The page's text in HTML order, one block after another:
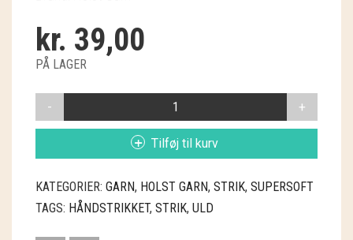
KOUSTRUP & CO.
LÆSØ ULDSTUE
MADAM GRÆSKAR
SÆBEVÆRKSTEDET
kr. 39,00
PÅ LAGER
088
Tilføj til kurv
KATEGORIER: GARN, HOLST GARN, STRIK, SUPERSOFT
TAGS: HÅNDSTRIKKET, STRIK, ULD